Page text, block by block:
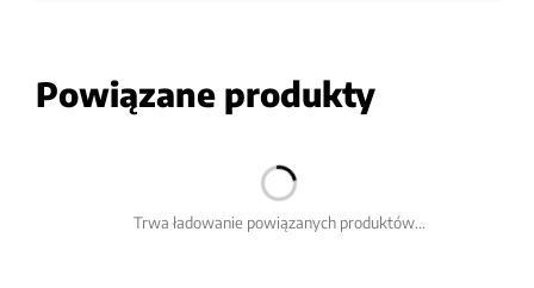
Powiązane produkty
Trwa ładowanie powiązanych produktów...